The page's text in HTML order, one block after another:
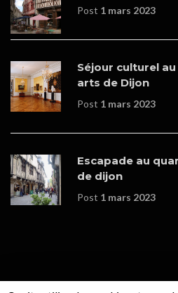
Post 1 mars 2023
Séjour culturel
arts de Dijon
Post 1 mars 2023
Escapade au
de dijon
Post 1 mars 2023